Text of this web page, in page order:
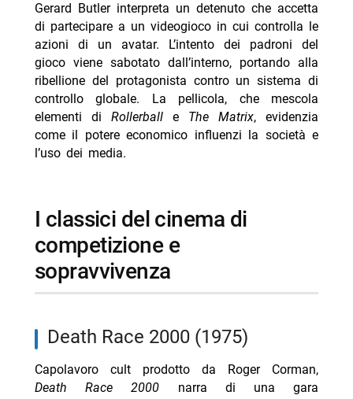
Gerard Butler interpreta un detenuto che accetta
di partecipare a un videogioco in cui controlla le
azioni di un avatar. L’intento dei padroni del
gioco viene sabotato dall’interno, portando alla
ribellione del protagonista contro un sistema di
controllo globale. La pellicola, che mescola
elementi di Rollerballe The Matrix, evidenzia
come il potere economico influenzi la società e
l’uso dei media.
i classici del cinema di
competizione e
sopravvivenza
Death Race 2000 (1975)
Capolavoro cult prodotto da Roger Corman,
Death Race 2000 narra di una gara